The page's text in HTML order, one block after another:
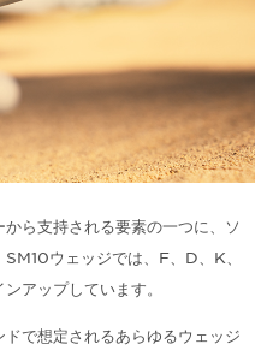
ら支持される要素の一つに、ソ
ウェッジでは、F、D、K、
アップしています。
で想定されるあらゆるウェッジ